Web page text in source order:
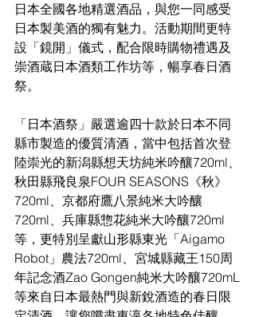
日本全國各地精選酒品，與您一同感受
日本製美酒的獨有魅力。活動期間更特
設「鏡開」儀式，配合限時購物禮遇及
崇酒蔵日本酒類工作坊等，暢享春日酒
祭。
「日本酒祭」嚴選逾四十款於日本不同
縣市製造的優質清酒，當中包括首次登
陸崇光的新潟縣想天坊純米吟釀720ml、
秋田縣飛良泉FOUR SEASONS《秋》
720ml、京都府鷹八景純米大吟釀
720ml、兵庫縣惣花純米大吟釀720ml
等，更特別呈獻山形縣東光「Aigamo
Robot」農法720ml、宮城縣藏王150周
年記念酒Zao Gongen純米大吟釀720mL
等來自日本最熱門與新銳酒造的春日限